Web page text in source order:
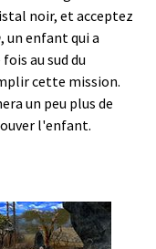
noir, et acceptez
, un enfant qui a
au sud du
cette mission.
un peu plus de
l'enfant.